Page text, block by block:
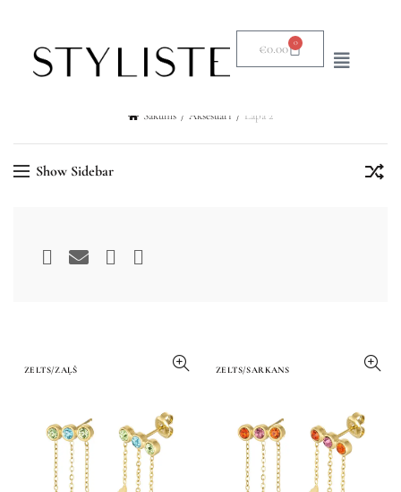
€0.00 0
Sākums Aksesuāri Lapa 2
Show Sidebar
ZELTS/ZAĻŠ ZELTS/SARKANS